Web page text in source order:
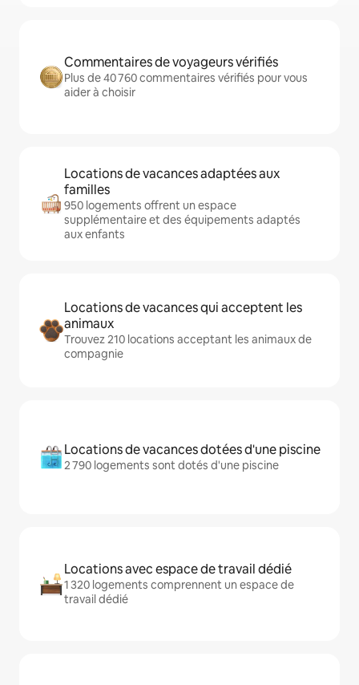
Commentaires de voyageurs vérifiés
Plus de 40 760 commentaires vérifiés pour vous
aider à choisir
Locations de vacances adaptées aux
familles
950 logements offrent un espace
supplémentaire et des équipements adaptés
aux enfants
Locations de vacances qui acceptent les
animaux
Trouvez 210 locations acceptant les animaux de
compagnie
Locations de vacances dotées d'une piscine
2 790 logements sont dotés d'une piscine
Locations avec espace de travail dédié
1 320 logements comprennent un espace de
travail dédié